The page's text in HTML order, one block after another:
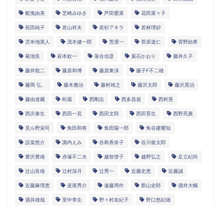
船曳由美 芝崎みゆき 芦田愛菜 花田菜々子
苑田純子 若山祥夫 若杉アキラ 若林理砂
苫米地英人 茂木健一郎 荒濱一 菅原道仁 菅野結希
菊池良 萩本欽一 落合信彦 葉石かおり 藤井久子
藤井龍二 藤原和博 藤原東演 藤子F不二雄
藤岡 弘、 藤木雅治 藤村靖之 藤沢太郎 藤沢晃治
藤由達藏 蛇蔵 西剛志 西多昌規 西村晃
西沢泰生 西田一見 西田文郎 西田育生 西野亮廣
見ル野栄司 角田和将 角田陽一郎 角谷建耀知
設楽悠介 諏内えみ 谷島香奈子 谷川俊太郎
豊沢豊雄 赤塚不二夫 越智啓子 越野弘之 足立紀尚
辻山良雄 辻村深月 辻秀一 近藤史恵 近藤誠
近藤麻理恵 道尾秀介 遠藤周作 郡山史郎 酒井大輔
酒井雄哉 里中李生 野々村友紀子 野口悠紀雄